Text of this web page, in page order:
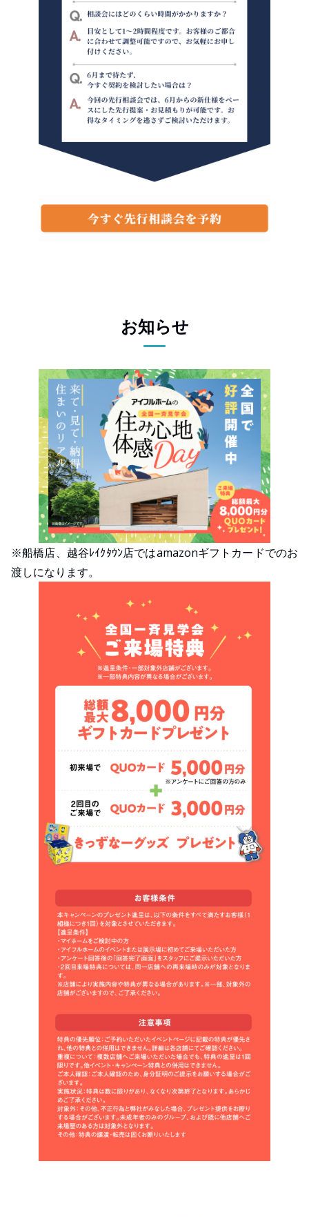
お知らせ
※船橋店、越谷ﾚｲｸﾀｳﾝ店ではamazonギフトカードでのお
渡しになります。